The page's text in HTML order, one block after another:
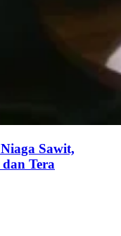
Sawit,
Tera